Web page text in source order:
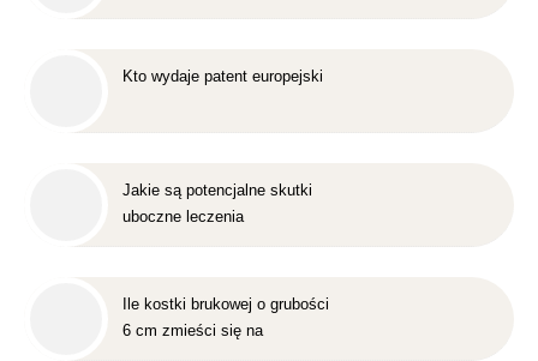
Kto wydaje patent europejski
Jakie są potencjalne skutki
uboczne leczenia
Ile kostki brukowej o grubości
6 cm zmieści się na